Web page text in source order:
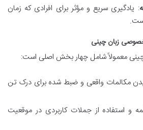
: یادگیری سریع و مؤثر برای افرادی که زمان
زبان چینی
معمولاً شامل چهار بخش اصلی است:
مکالمات واقعی و ضبط شده برای درک تن
و استفاده از جملات کاربردی در موقعیت